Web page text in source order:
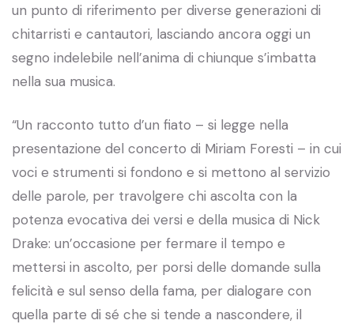
un punto di riferimento per diverse generazioni di
chitarristi e cantautori, lasciando ancora oggi un
segno indelebile nell’anima di chiunque s’imbatta
nella sua musica.
“Un racconto tutto d’un fiato – si legge nella
presentazione del concerto di Miriam Foresti – in cui
voci e strumenti si fondono e si mettono al servizio
delle parole, per travolgere chi ascolta con la
potenza evocativa dei versi e della musica di Nick
Drake: un’occasione per fermare il tempo e
mettersi in ascolto, per porsi delle domande sulla
felicità e sul senso della fama, per dialogare con
quella parte di sé che si tende a nascondere, il